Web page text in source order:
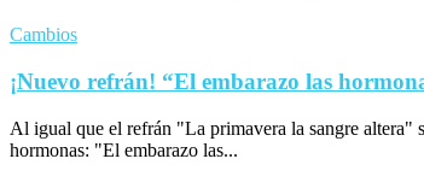
Cambios
¡Nuevo refrán! “El embarazo las
Al igual que el refrán "La primavera la sangre altera"
hormonas: "El embarazo las...